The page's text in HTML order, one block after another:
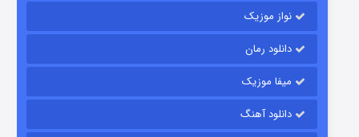
قسمت
نواز موزیک
دانلود رمان
میفا موزیک
دانلود آهنگ